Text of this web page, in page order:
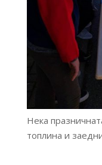
Нека
топлина и